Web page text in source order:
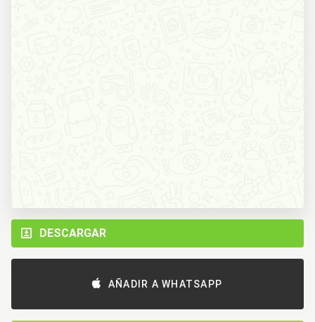
DESCARGAR
AÑADIR A WHATSAPP